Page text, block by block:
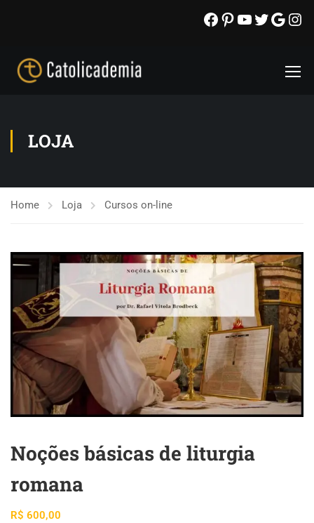
LOJA
Home Loja Cursos on-line
Noções básicas de liturgia
romana
R$ 600,00